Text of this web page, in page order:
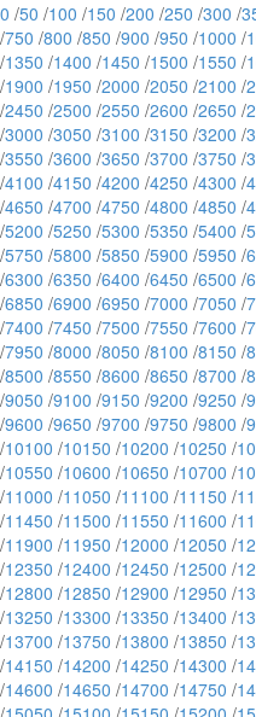
0 /50 /100 /150 /200 /250 /300 /
/750 /800 /850 /900 /950 /1000 /
/1350 /1400 /1450 /1500 /1550 /
/1900 /1950 /2000 /2050 /2100 /
/2450 /2500 /2550 /2600 /2650 /
/3000 /3050 /3100 /3150 /3200 /
/3550 /3600 /3650 /3700 /3750 /
/4100 /4150 /4200 /4250 /4300 /
/4650 /4700 /4750 /4800 /4850 /
/5200 /5250 /5300 /5350 /5400 /
/5750 /5800 /5850 /5900 /5950 /
/6300 /6350 /6400 /6450 /6500 /
/6850 /6900 /6950 /7000 /7050 /
/7400 /7450 /7500 /7550 /7600 /
/7950 /8000 /8050 /8100 /8150 /
/8500 /8550 /8600 /8650 /8700 /
/9050 /9100 /9150 /9200 /9250 /
/9600 /9650 /9700 /9750 /9800 /
/10100 /10150 /10200 /10250 /
/10550 /10600 /10650 /10700 /
/11000 /11050 /11100 /11150 /
/11450 /11500 /11550 /11600 /
/11900 /11950 /12000 /12050 /
/12350 /12400 /12450 /12500 /
/12800 /12850 /12900 /12950 /
/13250 /13300 /13350 /13400 /
/13700 /13750 /13800 /13850 /
/14150 /14200 /14250 /14300 /
/14600 /14650 /14700 /14750 /